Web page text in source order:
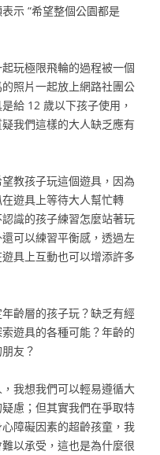
示 “希望整個公園都是
玩極限飛輪的過程被一個
照片一起放上網路社團公
給 12 歲以下孩子使用，
我們這樣的大人缺乏應有
教孩子玩這個遊具，因為
遊具上等待大人幫忙轉
識的孩子練習怎麼站著玩
可以練習平衡感，透過左
具上互動也可以增添許多
齡層的孩子玩？缺乏有經
遊具的各種可能？年齡的
友？
我想我們可以輕易遵循大
慮；但其實我們在爭取特
障礙因素的超齡孩童，我
以承受，這也是為什麼很